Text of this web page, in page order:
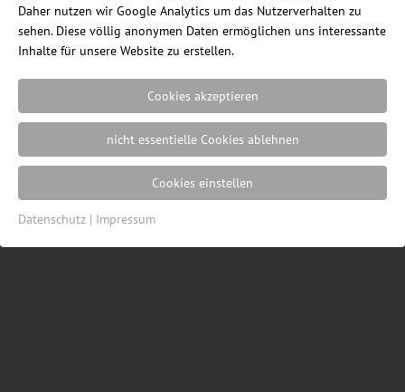
Ein Blog des Internetshops
|Impressum|Datenschutz|Cookie
| Webdesign von der
Werbeagentur in Lübeck
Daher nutzen wir Google Analytics um das Nutzerverhalten zu
sehen. Diese völlig anonymen Daten ermöglichen uns interessante
Inhalte für unsere Website zu erstellen.
Cookies akzeptieren
nicht essentielle Cookies ablehnen
Cookies einstellen
Datenschutz | Impressum